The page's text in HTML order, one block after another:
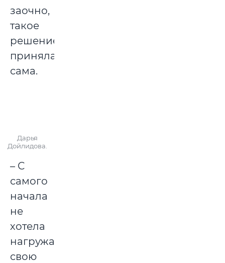
заочно,
такое
решение
приняла
сама.
Дарья
Дойлидова.
– С
самого
начала
не
хотела
нагружать
свою